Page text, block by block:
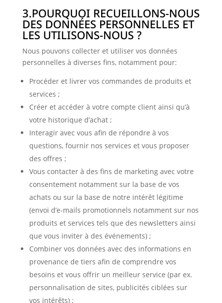
3.POURQUOI RECUEILLONS-NOUS
DES DONNÉES PERSONNELLES ET
LES UTILISONS-NOUS ?
Nous pouvons collecter et utiliser vos données
personnelles à diverses fins, notamment pour:
Procéder et livrer vos commandes de produits et
services ;
Créer et accéder à votre compte client ainsi qu’à
votre historique d’achat ;
Interagir avec vous afin de répondre à vos
questions, fournir nos services et vous proposer
des offres ;
Vous contacter à des fins de marketing avec votre
consentement notamment sur la base de vos
achats ou sur la base de notre intérêt légitime
(envoi d’e-mails promotionnels notamment sur nos
produits et services tels que des newsletters ainsi
que vous inviter à des événements) ;
Combiner vos données avec des informations en
provenance de tiers afin de comprendre vos
besoins et vous offrir un meilleur service (par ex.
personnalisation de sites, publicités ciblées sur
vos intérêts) ;